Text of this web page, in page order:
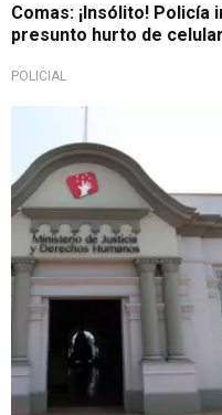
Comas: ¡Insólito!
presunto hurto de
POLICIAL